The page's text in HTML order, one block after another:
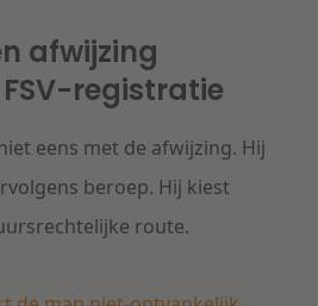
afwijzing
registratie
eens met de afwijzing. Hij
beroep. Hij kiest
route.